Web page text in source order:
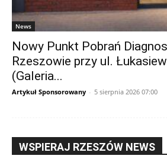
News
Nowy Punkt Pobrań
Rzeszowie przy ul.
(Galeria...
Artykuł Sponsorowany - 5 sierpnia 2026 07:00
WSPIERAJ RZESZÓW NEWS